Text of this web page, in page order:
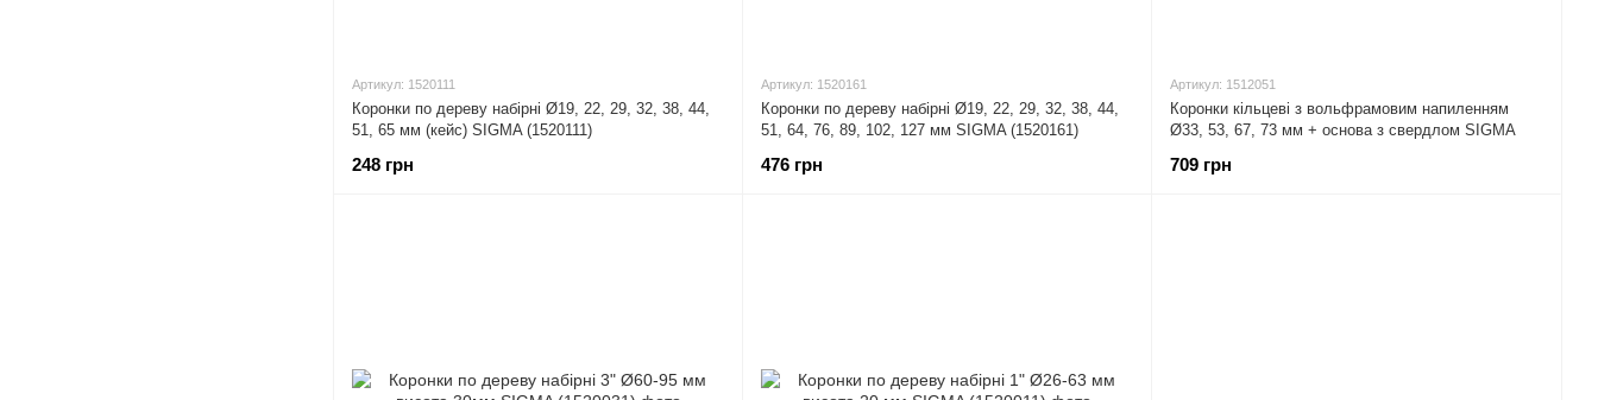
Артикул: 1520111
Коронки по дереву набірні Ø19, 22, 29, 32, 38, 44,
51, 65 мм (кейс) SIGMA (1520111)
248 грн
Артикул: 1520161
Коронки по дереву набірні Ø19, 22, 29, 32, 38, 44,
51, 64, 76, 89, 102, 127 мм SIGMA (1520161)
476 грн
Артикул: 1512051
Коронки кільцеві з вольфрамовим напиленням
Ø33, 53, 67, 73 мм + основа з свердлом SIGMA
709 грн